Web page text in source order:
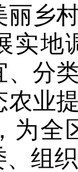
丽乡
实地
、分
农业
为全
、组